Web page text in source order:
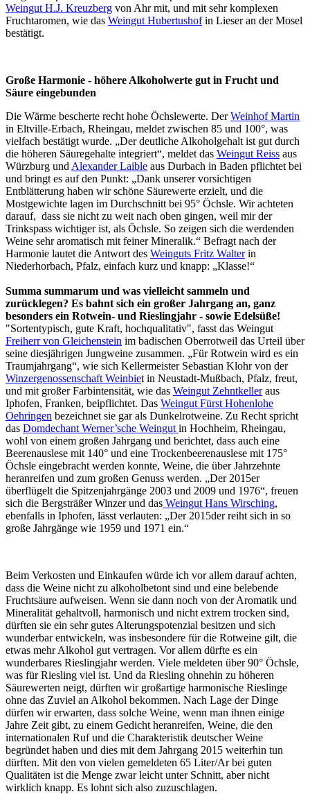
Weingut H.J. Kreuzberg von Ahr mit, und mit sehr komplexen
Fruchtaromen, wie das Weingut Hubertushofin Lieser an der Mosel
bestätigt.
Große Harmonie - höhere Alkoholwerte gut in Frucht und
Säure eingebunden
Die Wärme bescherte recht hohe Öchslewerte. DerWeinhof Martin
in Eltville-Erbach, Rheingau, meldet zwischen 85 und 100°, was
vielfach bestätigt wurde. „Der deutliche Alkoholgehalt ist gut durch
die höheren Säuregehalte integriert“, meldet das Weingut Reiss aus
Würzburg und Alexander Laible aus Durbach in Baden pflichtet bei
und bringt es auf den Punkt: „Dank unserer vorsichtigen
Entblätterung haben wir schöne Säurewerte erzielt, und die
Mostgewichte lagen im Durchschnitt bei 95° Öchsle. Wir achteten
darauf, dass sie nicht zu weit nach oben gingen, weil mir der
Trinkspass wichtiger ist, als Öchsle. So zeigen sich die werdenden
Weine sehr aromatisch mit feiner Mineralik.“ Befragt nach der
Harmonie lautet die Antwort des Weinguts Fritz Walterin
Niederhorbach, Pfalz, einfach kurz und knapp: „Klasse!“
Summa summarum und was vielleicht sammeln und
zurücklegen? Es bahnt sich ein großer Jahrgang an, ganz
besonders ein Rotwein- und Rieslingjahr - sowie Edelsüße!
"Sortentypisch, gute Kraft, hochqualitativ", fasst das Weingut
Freiherr von Gleichenstein im badischen Oberrotweil das Urteil über
seine diesjährigen Jungweine zusammen. „Für Rotwein wird es ein
Traumjahrgang“, wie sich Kellermeister Sebastian Klohr von der
Winzergenossenschaft Weinbiet in Neustadt-Mußbach, Pfalz, freut,
und mit großer Farbintensität, wie das Weingut Zehntkelleraus
Iphofen, Franken, beipflichtet. Das Weingut Fürst Hohenlohe
Oehringen bezeichnet sie gar als Dunkelrotweine. Zu Recht spricht
das Domdechant Werner’sche Weingut in Hochheim, Rheingau,
wohl von einem großen Jahrgang und berichtet, dass auch eine
Beerenauslese mit 140° und eine Trockenbeerenauslese mit 175°
Öchsle eingebracht werden konnte, Weine, die über Jahrzehnte
heranreifen und zum großen Genuss werden. „Der 2015er
überflügelt die Spitzenjahrgänge 2003 und 2009 und 1976“, freuen
sich die Bergsträßer Winzer und das Weingut Hans Wirsching,
ebenfalls in Iphofen, lässt verlauten: „Der 2015der reiht sich in so
große Jahrgänge wie 1959 und 1971 ein.“
Beim Verkosten und Einkaufen würde ich vor allem darauf achten,
dass die Weine nicht zu alkoholbetont sind und eine belebende
Fruchtsäure aufweisen. Wenn sie dann noch von der Aromatik und
Mineralität gehaltvoll, harmonisch und nicht extrem trocken sind,
dürften sie ein sehr gutes Alterungspotenzial besitzen und sich
wunderbar entwickeln, was insbesondere für die Rotweine gilt, die
etwas mehr Alkohol gut vertragen. Vor allem dürfte es ein
wunderbares Rieslingjahr werden. Viele meldeten über 90° Öchsle,
was für Riesling viel ist. Und da Riesling ohnehin zu höheren
Säurewerten neigt, dürften wir großartige harmonische Rieslinge
ohne das Zuviel an Alkohol bekommen. Nach Lage der Dinge
dürfen wir erwarten, dass solche Weine, wenn man ihnen einige
Jahre Zeit gibt, zu einem Gedicht heranreifen, Weine, die den
internationalen Ruf und die Charakteristik deutscher Weine
begründet haben und dies mit dem Jahrgang 2015 weiterhin tun
dürften. Mit den von vielen gemeldeten 65 Liter/Ar bei guten
Qualitäten ist die Menge zwar leicht unter Schnitt, aber nicht
wirklich knapp. Es lohnt sich also zuzuschlagen.